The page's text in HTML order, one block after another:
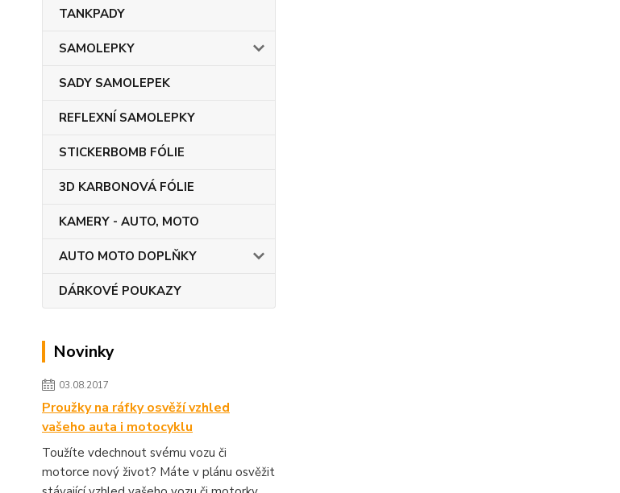
TANKPADY
SAMOLEPKY
SADY SAMOLEPEK
REFLEXNÍ SAMOLEPKY
STICKERBOMB FÓLIE
3D KARBONOVÁ FÓLIE
KAMERY - AUTO, MOTO
AUTO MOTO DOPLŇKY
DÁRKOVÉ POUKAZY
Novinky
03.08.2017
Proužky na ráfky osvěží vzhled
vašeho auta i motocyklu
Toužíte vdechnout svému vozu či
motorce nový život? Máte v plánu osvěžit